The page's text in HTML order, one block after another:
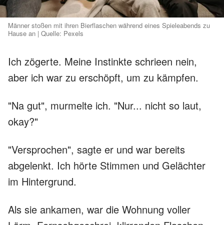
Männer stoßen mit ihren Bierflaschen während eines Spieleabends zu
Hause an | Quelle: Pexels
Ich zögerte. Meine Instinkte schrieen nein,
aber ich war zu erschöpft, um zu kämpfen.
"Na gut", murmelte ich. "Nur... nicht so laut,
okay?"
"Versprochen", sagte er und war bereits
abgelenkt. Ich hörte Stimmen und Gelächter
im Hintergrund.
Als sie ankamen, war die Wohnung voller